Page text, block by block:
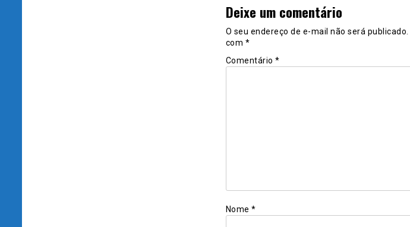
Deixe um comentário
O seu endereço de e-mail não será publicado.
com *
Comentário *
Nome *